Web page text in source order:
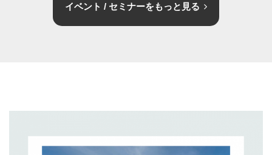
イベント / セミナーをもっと見る